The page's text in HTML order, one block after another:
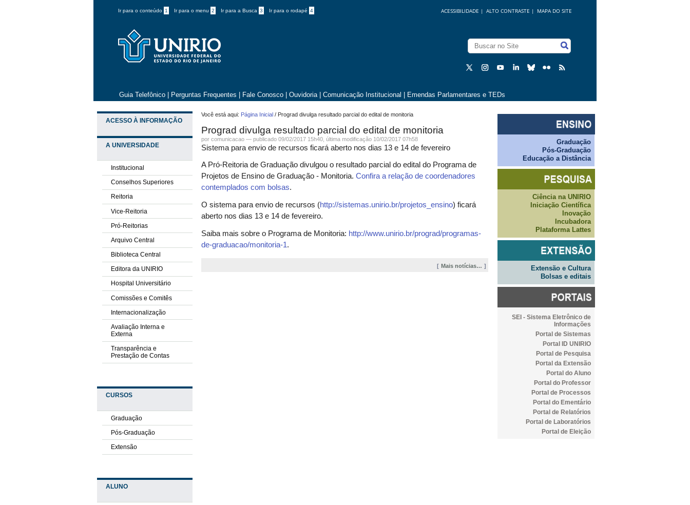
Ir para o conteúdo 1 Ir para o menu 2 Ir para a Busca 3 Ir para o rodapé 4 MAPA DO SITE
ALTO CONTRASTE |
ACESSIBILIDADE |
Guia Telefônico Perguntas Frequentes Fale Conosco Ouvidoria Comunicação Institucional Emendas Parlamentares e TEDs
ACESSO À INFORMAÇÃO
A UNIVERSIDADE
Institucional
Conselhos Superiores
Reitoria
Vice-Reitoria
Pró-Reitorias
Arquivo Central
Biblioteca Central
Editora da UNIRIO
Hospital Universitário
Comissões e Comitês
Internacionalização
Avaliação Interna e
Externa
Transparência e
Prestação de Contas
CURSOS
Graduação
Pós-Graduação
Extensão
ALUNO
Você está aqui: Página Inicial / Prograd divulga resultado parcial do edital de monitoria
Prograd divulga resultado parcial do edital de monitoria
por comunicacao —publicado 09/02/2017 15h40,última modificação 10/02/2017 07h58
Sistema para envio de recursos ficará aberto nos dias 13 e 14 de fevereiro
A Pró-Reitoria de Graduação divulgou o resultado parcial do edital do Programa de
Projetos de Ensino de Graduação - Monitoria.Confira a relação de coordenadores
contemplados com bolsas.
O sistema para envio de recursos (http://sistemas.unirio.br/projetos_ensino) ficará
aberto nos dias 13 e 14 de fevereiro.
Saiba mais sobre o Programa de Monitoria: http://www.unirio.br/prograd/programas-
de-graduacao/monitoria-1.
Mais notícias…
Graduação
Pós-Graduação
Educação a Distância
Ciência na UNIRIO
Iniciação Científica
Inovação
Incubadora
Plataforma Lattes
Extensão e Cultura
Bolsas e editais
SEI - Sistema Eletrônico de
Informações
Portal de Sistemas
Portal ID UNIRIO
Portal de Pesquisa
Portal da Extensão
Portal do Aluno
Portal do Professor
Portal de Processos
Portal do Ementário
Portal de Relatórios
Portal de Laboratórios
Portal de Eleição